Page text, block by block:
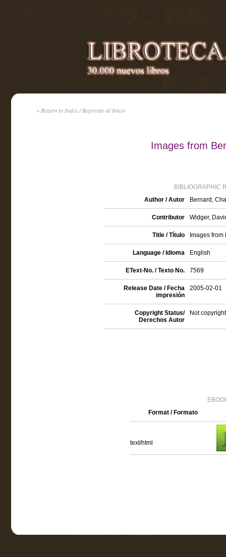
« Return to Index / Regresar al Inicio
Images from
BIBLIOGRAPHIC
Author / Autor
Bernard,
Contributor Widger,
Title / Título Images from
Language / Idioma English
EText-No. / Texto No. 7569
Release Date / Fecha
impresión
2005-02-01
Copyright Status/
Derechos Autor
Not
Format / Formato
text/html